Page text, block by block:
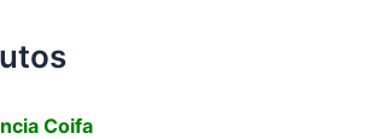
Coifa